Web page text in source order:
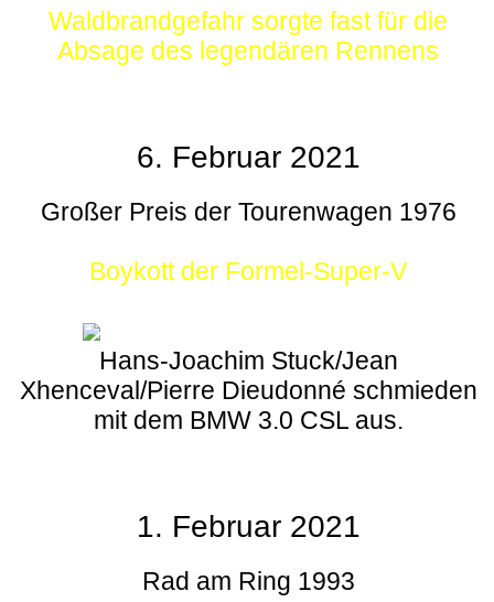
Waldbrandgefahr sorgte fast für die
Absage des legendären Rennens
6. Februar 2021
Großer Preis der Tourenwagen 1976
Boykott der Formel-Super-V
Hans-Joachim Stuck/Jean
Xhenceval/Pierre Dieudonné schmieden
mit dem BMW 3.0 CSL aus.
1. Februar 2021
Rad am Ring 1993